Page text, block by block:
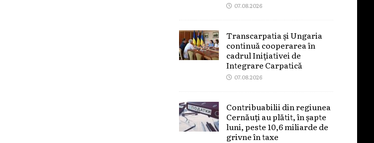
07.08.2026
Transcarpatia și Ungaria
continuă cooperarea în
cadrul Inițiativei de
Integrare Carpatică
07.08.2026
Contribuabilii din regiunea
Cernăuți au plătit, în șapte
luni, peste 10,6 miliarde de
grivne în taxe